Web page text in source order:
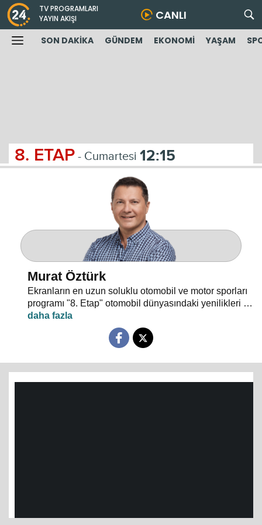
TV PROGRAMLARI
YAYIN AKIŞI
CANLI
SON DAKİKA GÜNDEM EKONOMİ YAŞAM
8. ETAP - Cumartesi 12:15
Murat Öztürk
Ekranların en uzun soluklu otomobil ve motor sporları
programı "8. Etap" otomobil dünyasındaki yenilikleri ve
son haberleri ekrana yansıtıyor.